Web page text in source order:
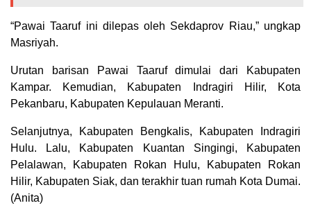
“Pawai Taaruf ini dilepas oleh Sekdaprov Riau,” ungkap
Masriyah.
Urutan barisan Pawai Taaruf dimulai dari Kabupaten
Kampar. Kemudian, Kabupaten Indragiri Hilir, Kota
Pekanbaru, Kabupaten Kepulauan Meranti.
Selanjutnya, Kabupaten Bengkalis, Kabupaten Indragiri
Hulu. Lalu, Kabupaten Kuantan Singingi, Kabupaten
Pelalawan, Kabupaten Rokan Hulu, Kabupaten Rokan
Hilir, Kabupaten Siak, dan terakhir tuan rumah Kota Dumai.
(Anita)